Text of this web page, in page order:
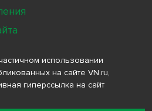
использовании
на сайте VN.ru,
гиперссылка на сайт